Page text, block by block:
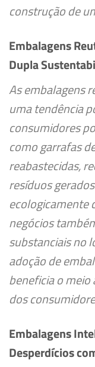
construção de
Embalagens
Dupla
As embalagens
uma tendência
consumidores
como garrafas
reabastecidas,
resíduos
ecologicamente
negócios
substanciais no
adoção de
beneficia o
dos
Embalagens
Desperdícios